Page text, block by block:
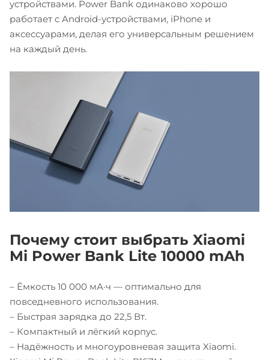
устройствами. Power Bank одинаково хорошо
работает с Android-устройствами, iPhone и
аксессуарами, делая его универсальным решением
на каждый день.
Почему стоит выбрать Xiaomi
Mi Power Bank Lite 10000 mAh
– Ёмкость 10 000 мА·ч — оптимально для
повседневного использования.
– Быстрая зарядка до 22,5 Вт.
– Компактный и лёгкий корпус.
– Надёжность и многоуровневая защита Xiaomi.